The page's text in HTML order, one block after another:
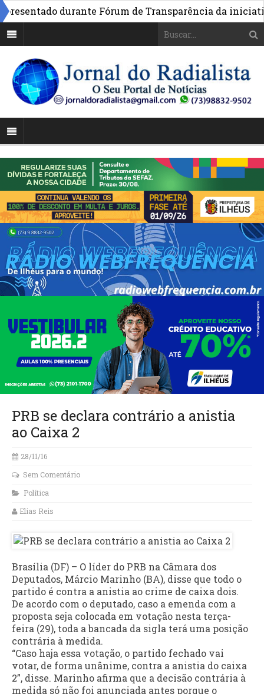
durante Fórum de Transparência da iniciativa
PRB se declara contrário a anistia
ao Caixa 2
28/11/16
Sem Comentário
Política
Elias Reis
Brasília (DF) – O líder do PRB na Câmara dos
Deputados, Márcio Marinho (BA), disse que todo o
partido é contra a anistia ao crime de caixa dois.
De acordo com o deputado, caso a emenda com a
proposta seja colocada em votação nesta terça-
feira (29), toda a bancada da sigla terá uma posição
contrária à medida.
“Caso haja essa votação, o partido fechado vai
votar, de forma unânime, contra a anistia do caixa
2”, disse. Marinho afirma que a decisão contrária à
medida só não foi anunciada antes porque o